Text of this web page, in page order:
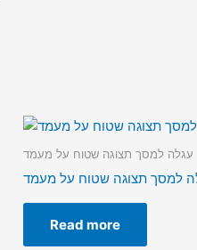
עגלה למסך תצוגה שטוח על מעמד
למסך תצוגה שטוח על מעמד
Read more